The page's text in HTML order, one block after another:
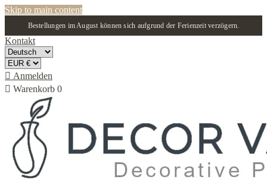
Skip to main content
Bestellungen im August können sich aufgrund der Ferienzeit verzögern.
Kontakt
 Anmelden
 Warenkorb 0